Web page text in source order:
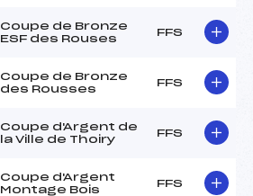
Coupe de Bronze
ESF des Rouses
FFS
Coupe de Bronze
des Rousses
FFS
Coupe d'Argent de
la Ville de Thoiry
FFS
Coupe d'Argent
Montage Bois
FFS